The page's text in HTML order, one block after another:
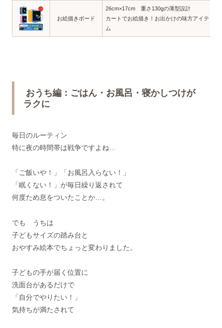
お絵描きボード
26cm×17cm 重さ130gの薄型設計
カートでお絵描き！お出かけの味方アイテ
ム
おうち編：ごはん・お風呂・寝かしつけが
ラクに
毎日のルーティン
特に夜の時間帯は戦争ですよね…
「ご飯いや！」「お風呂入らない！」
「眠くない！」が毎日繰り返されて
何度ため息をついたことか…。
でも うちは
子どもサイズの踏み台と
おやすみ絵本でちょっと変わりました。
子どもの手が届く位置に
洗面台があるだけで
「自分でやりたい！」
気持ちが満たされて